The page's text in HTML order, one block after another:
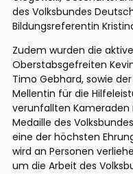
des Volksbundes
Bildungsreferentin
Zudem wurden die
Oberstabsgefreiten
Timo Gebhard, sowie
Mellentin für die
verunfallten
Medaille des
eine der höchsten
wird an Personen
um die Arbeit des